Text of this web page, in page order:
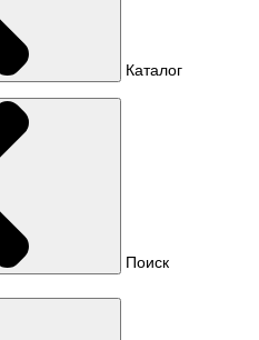
Каталог
Поиск